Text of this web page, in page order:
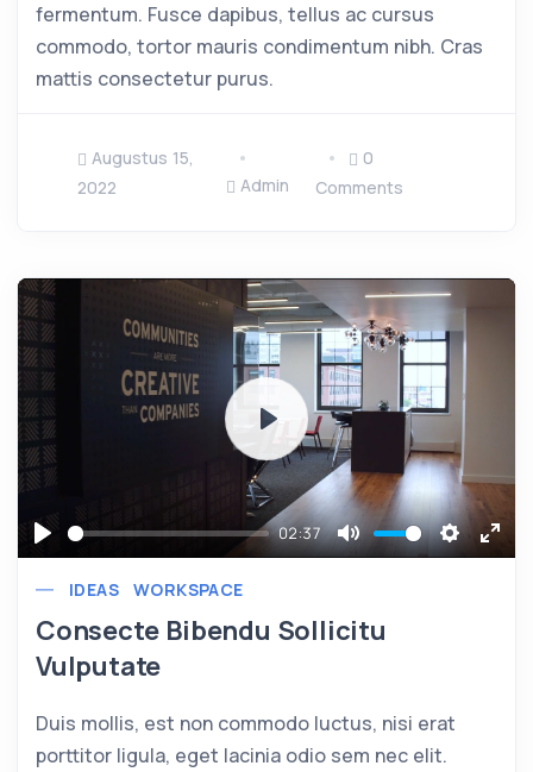
fermentum. Fusce dapibus, tellus ac cursus
commodo, tortor mauris condimentum nibh. Cras
mattis consectetur purus.
Augustus 15,
2022
Admin
0
Comments
Play
02:37
Mute Settings
Play
IDEAS WORKSPACE
Consecte Bibendu Sollicitu
Vulputate
Duis mollis, est non commodo luctus, nisi erat
porttitor ligula, eget lacinia odio sem nec elit.